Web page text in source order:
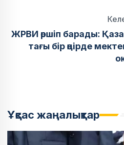
ЖРВИ өршіп барады:
тағы бір өңірде
Ұқсас жаңалықтар